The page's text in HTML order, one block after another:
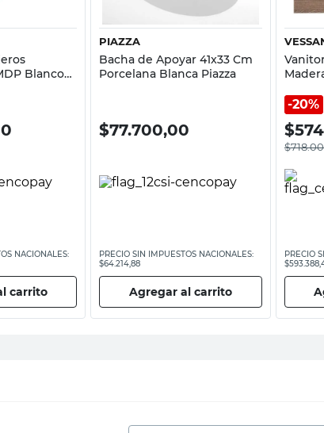
Blanco
NACIONALES:
carrito
PIAZZA
Bacha de Apoyar 41x33 Cm
Porcelana Blanca Piazza
$77.700,00
PRECIO SIN IMPUESTOS NACIONALES:
$64.214,88
Agregar al carrito
20%
$
$
PRECIO